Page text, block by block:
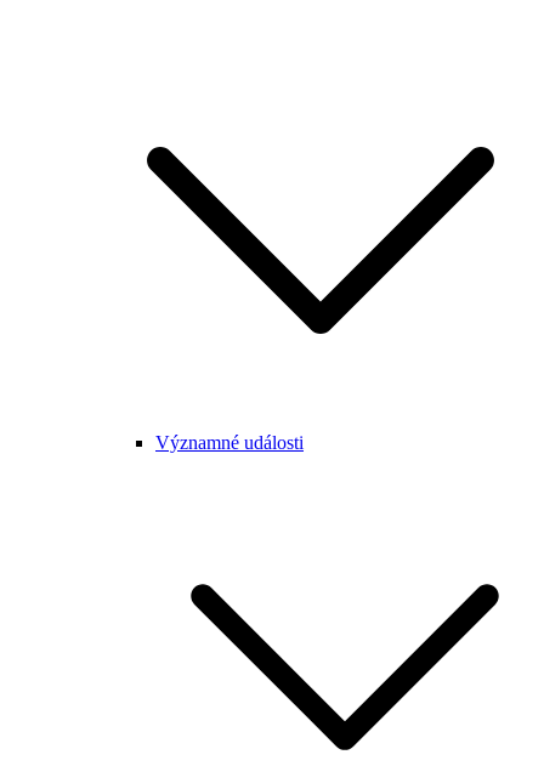
Významné události